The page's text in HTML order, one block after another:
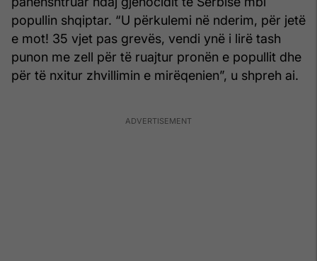
popullin shqiptar. “U përkulemi në nderim, për jetë
e mot! 35 vjet pas grevës, vendi ynë i lirë tash
punon me zell për të ruajtur pronën e popullit dhe
për të nxitur zhvillimin e mirëqenien”, u shpreh ai.